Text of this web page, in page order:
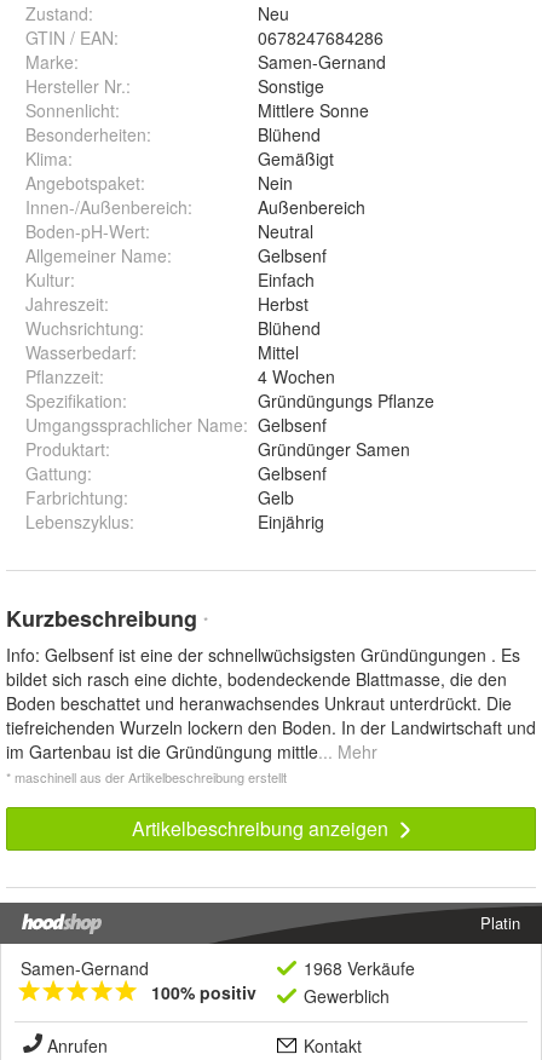
Zustand:
Neu
GTIN / EAN:
0678247684286
Marke:
Samen-Gernand
Hersteller Nr.:
Sonstige
Sonnenlicht:
Mittlere Sonne
Besonderheiten:
Blühend
Klima:
Gemäßigt
Angebotspaket:
Nein
Innen-/Außenbereich:
Außenbereich
Boden-pH-Wert:
Neutral
Allgemeiner Name:
Gelbsenf
Kultur:
Einfach
Jahreszeit:
Herbst
Wuchsrichtung:
Blühend
Wasserbedarf:
Mittel
Pflanzzeit:
4 Wochen
Spezifikation:
Gründüngungs Pflanze
Umgangssprachlicher Name: Gelbsenf
Produktart:
Gründünger Samen
Gattung:
Gelbsenf
Farbrichtung:
Gelb
Lebenszyklus: Einjährig
Kurzbeschreibung *
Info: Gelbsenf ist eine der schnellwüchsigsten Gründüngungen . Es
bildet sich rasch eine dichte, bodendeckende Blattmasse, die den
Boden beschattet und heranwachsendes Unkraut unterdrückt. Die
tiefreichenden Wurzeln lockern den Boden. In der Landwirtschaft und
im Gartenbau ist die Gründüngung mittle... Mehr
* maschinell aus der Artikelbeschreibung erstellt
Artikelbeschreibung anzeigen
Platin
Samen-Gernand
100% positiv
1968 Verkäufe
Gewerblich
Anrufen
Kontakt